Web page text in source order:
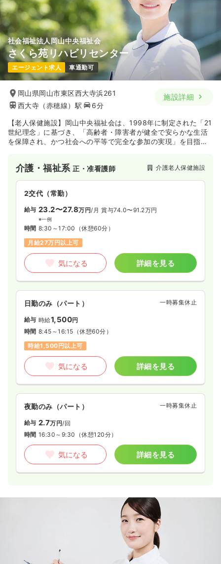
気になる 詳細を見る
日勤のみ（パート）
給与 お問い合わせください
時間 9:00～18:00
日祝休み
透析 クリニック
日勤のみ（常勤）
給与 27.6〜33.3
※一例
時間 8:00～17:00
日曜休み
月給33万円以上可
気になる 詳細を見る
日勤のみ（パート）
給与 お問い合わせください
時間 8:00～17:00
日曜休み
第二新卒可
社会福祉法人岡山中央福祉会
さくら苑リハビリセンター
エージェント求人 車通勤可
岡山県岡山市東区西大寺浜261
西大寺（赤穂線）駅
6分
施設詳細
【老人保健施設】岡山中央福祉会は、1998年に制定された「21
世紀理念」に基づき、「高齢者・障害者が健全で安らかな生活
を保障され、かつ社会への平等で完全な参加の実現」を目指し
視しています。憲法25条（生存権）を活かした福祉・医療制
度、平和で豊かな社会づくりを推進しています。
介護・福祉系正・准看護師 介護老人保健施設
2交代（常勤）
給与 23.2〜27.8万円/月 賞与74.0〜91.2万円
※一例
時間 8:30～17:00 （休憩60分）
月給27万円以上可
気になる 詳細を見る
日勤のみ（パート） 一時募集休止
給与 時給1,500円
時間 8:45～16:15 （休憩60分）
時給1,500円以上可
気になる 詳細を見る
夜勤のみ（パート） 一時募集休止
給与 2.7万円/回
時間 16:30～9:30 （休憩120分）
気になる 詳細を見る